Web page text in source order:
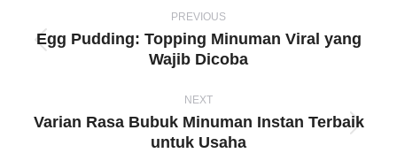
navigation
PREVIOUS
Previous
Egg Pudding: Topping Minuman Viral yang
Wajib Dicoba
NEXT
Next
Varian Rasa Bubuk Minuman Instan Terbaik
untuk Usaha